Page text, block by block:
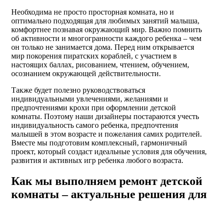
Необходима не просто просторная комната, но и
оптимально подходящая для любимых занятий малыша,
комфортнее познавая окружающий мир. Важно помнить
об активности и многогранности каждого ребенка – чем
он только не занимается дома. Перед ним открывается
мир покорения пиратских кораблей, с участием в
настоящих баллах, рисованием, чтением, обучением,
осознанием окружающей действительности.
Также будет полезно руководствоваться
индивидуальными увлечениями, желаниями и
предпочтениями крохи при оформлении детской
комнаты. Поэтому наши дизайнеры постараются учесть
индивидуальность самого ребенка, предпочтения
малышей в этом возрасте и пожелания самих родителей.
Вместе мы подготовим комплексный, гармоничный
проект, который создаст идеальные условия для обучения,
развития и активных игр ребенка любого возраста.
Как мы выполняем ремонт детской
комнаты – актуальные решения для